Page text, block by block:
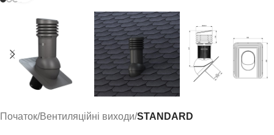
Початок Вентиляційні виходи STANDARD